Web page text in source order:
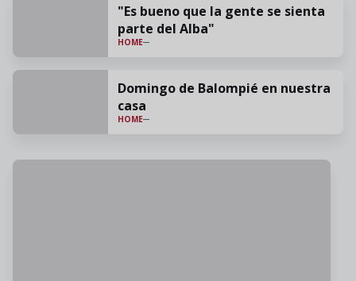
"Es bueno que la gente se sienta
parte del Alba"
HOME
Domingo de Balompié en nuestra
casa
HOME